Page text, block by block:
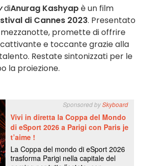
diAnurag Kashyapè un film
di Cannes 2023. Presentato
mezzanotte, promette di offrire
e toccante grazie alla
Restate sintonizzati per le
la proiezione.